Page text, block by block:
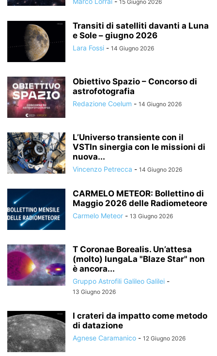
15 Giugno 2026
Transiti di satelliti davanti a Luna
e Sole – giugno 2026
Lara Fossi - 14 Giugno 2026
Obiettivo Spazio – Concorso di
astrofotografia
Redazione Coelum - 14 Giugno 2026
L’Universo transiente con il
VSTIn sinergia con le missioni di
nuova...
Vincenzo Petrecca - 14 Giugno 2026
CARMELO METEOR: Bollettino di
Maggio 2026 delle Radiometeore
Carmelo Meteor - 13 Giugno 2026
T Coronae Borealis. Un’attesa
(molto) lungaLa "Blaze Star" non
è ancora...
Gruppo Astrofili Galileo Galilei -
13 Giugno 2026
I crateri da impatto come metodo
di datazione
Agnese Caramanico - 12 Giugno 2026